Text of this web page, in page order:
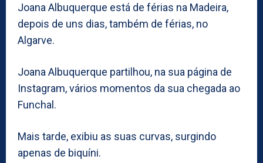
Joana Albuquerque está de férias na Madeira,
depois de uns dias, também de férias, no
Algarve.
Joana Albuquerque partilhou, na sua página de
Instagram, vários momentos da sua chegada ao
Funchal.
Mais tarde, exibiu as suas curvas, surgindo
apenas de biquíni.